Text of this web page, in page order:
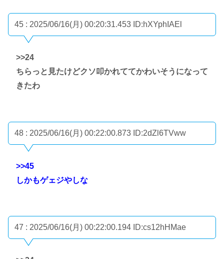
45 : 2025/06/16(月) 00:20:31.453 ID:hXYphIAEl
>>24
ちらっと見たけどクソ叩かれててかわいそうになって
きたわ
48 : 2025/06/16(月) 00:22:00.873 ID:2dZl6TVww
>>45
しかもゲェジやしな
47 : 2025/06/16(月) 00:22:00.194 ID:cs12hHMae